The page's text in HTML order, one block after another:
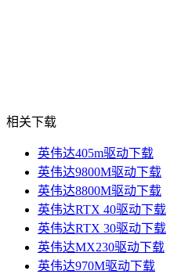
相关下载
英伟达405m驱动下载
英伟达9800M驱动下载
英伟达8800M驱动下载
英伟达RTX 40驱动下载
英伟达RTX 30驱动下载
英伟达MX230驱动下载
英伟达970M驱动下载